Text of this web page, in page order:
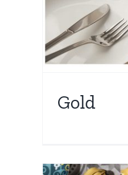
Gold